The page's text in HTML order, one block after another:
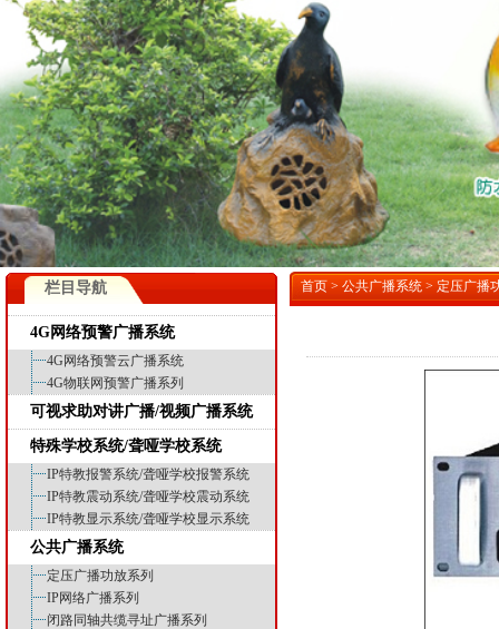
栏目导航
4G网络预警广播系统
4G网络预警云广播系统
4G物联网预警广播系列
可视求助对讲广播/视频广播系统
特殊学校系统/聋哑学校系统
IP特教报警系统/聋哑学校报警系统
IP特教震动系统/聋哑学校震动系统
IP特教显示系统/聋哑学校显示系统
公共广播系统
定压广播功放系列
IP网络广播系列
闭路同轴共缆寻址广播系列
首页 > 公共广播系统 > 定压广播